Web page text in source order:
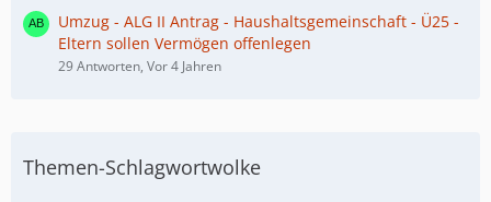
Umzug - ALG II Antrag - Haushaltsgemeinschaft - Ü25 -
Eltern sollen Vermögen offenlegen
29 Antworten, Vor 4 Jahren
Themen-Schlagwortwolke